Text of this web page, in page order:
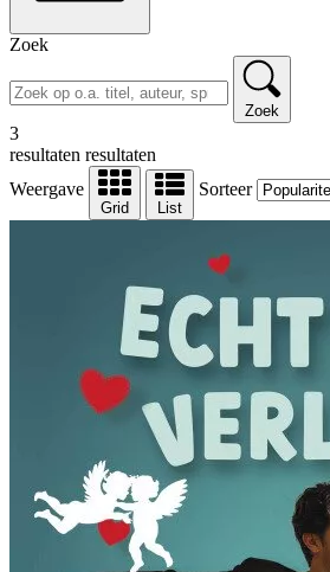
Zoek
Zoek
3
resultaten resultaten
Weergave
Grid List
Sorteer